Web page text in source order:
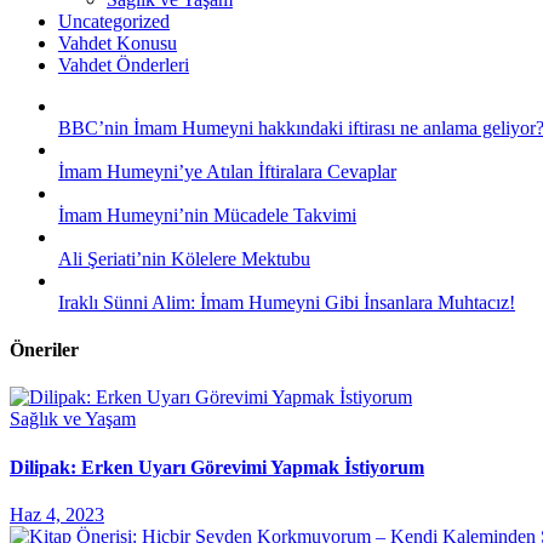
Uncategorized
Vahdet Konusu
Vahdet Önderleri
BBC’nin İmam Humeyni hakkındaki iftirası ne anlama geliyor?
İmam Humeyni’ye Atılan İftiralara Cevaplar
İmam Humeyni’nin Mücadele Takvimi
Ali Şeriati’nin Kölelere Mektubu
Iraklı Sünni Alim: İmam Humeyni Gibi İnsanlara Muhtacız!
Öneriler
Sağlık ve Yaşam
Dilipak: Erken Uyarı Görevimi Yapmak İstiyorum
Haz 4, 2023